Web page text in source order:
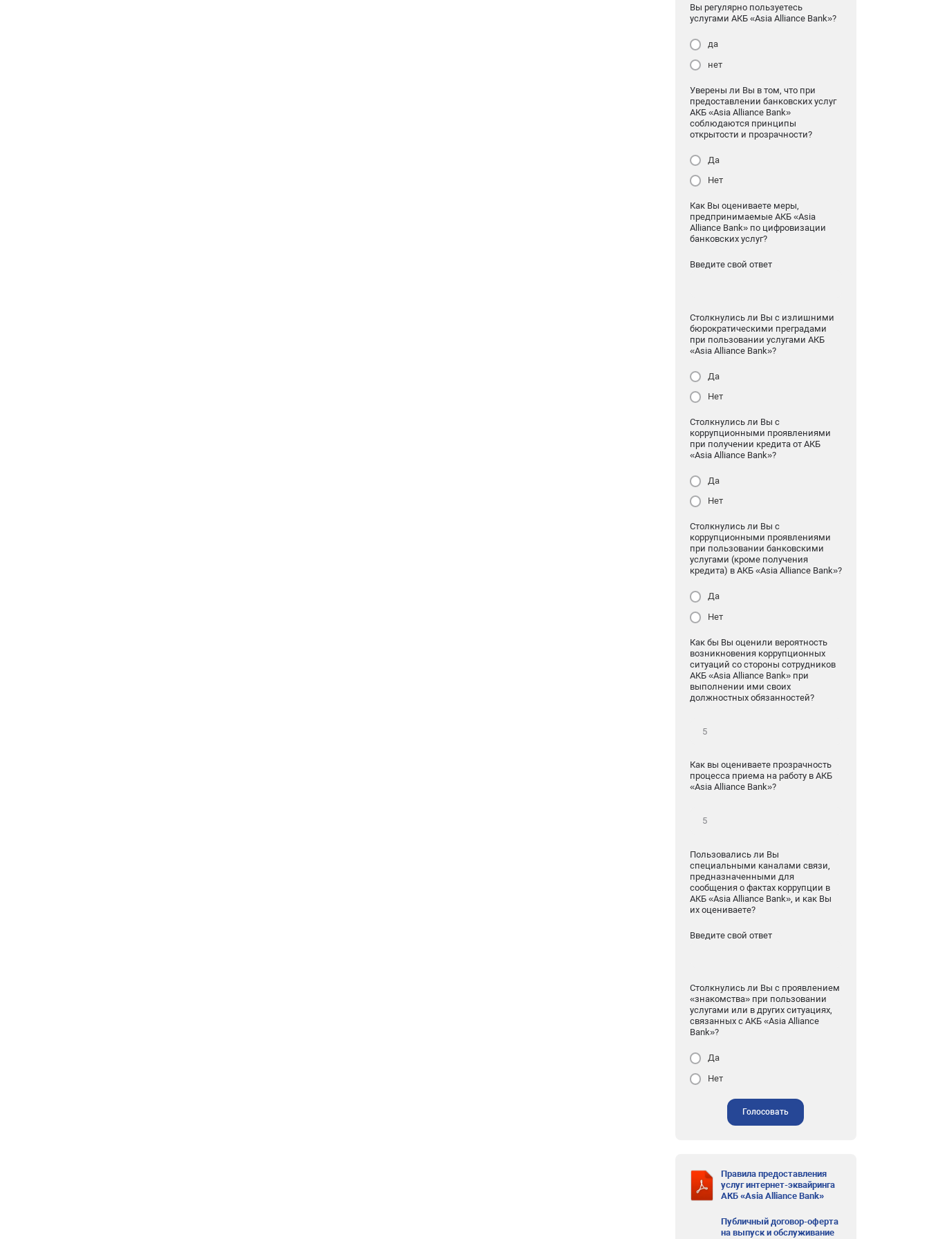
Вы регулярно пользуетесь
услугами АКБ «Asia Alliance Bank»?
да
нет
Уверены ли Вы в том, что при
предоставлении банковских услуг
АКБ «Asia Alliance Bank»
соблюдаются принципы
открытости и прозрачности?
Да
Нет
Как Вы оцениваете меры,
предпринимаемые АКБ «Asia
Alliance Bank» по цифровизации
банковских услуг?
Введите свой ответ
Столкнулись ли Вы с излишними
бюрократическими преградами
при пользовании услугами АКБ
«Asia Alliance Bank»?
Да
Нет
Столкнулись ли Вы с
коррупционными проявлениями
при получении кредита от АКБ
«Asia Alliance Bank»?
Да
Нет
Столкнулись ли Вы с
коррупционными проявлениями
при пользовании банковскими
услугами (кроме получения
кредита) в АКБ «Asia Alliance Bank»?
Да
Нет
Как бы Вы оценили вероятность
возникновения коррупционных
ситуаций со стороны сотрудников
АКБ «Asia Alliance Bank» при
выполнении ими своих
должностных обязанностей?
Как вы оцениваете прозрачность
процесса приема на работу в АКБ
«Asia Alliance Bank»?
Пользовались ли Вы
специальными каналами связи,
предназначенными для
сообщения о фактах коррупции в
АКБ «Asia Alliance Bank», и как Вы
их оцениваете?
Введите свой ответ
Столкнулись ли Вы с проявлением
«знакомства» при пользовании
услугами или в других ситуациях,
связанных с АКБ «Asia Alliance
Bank»?
Да
Нет
Голосовать
Правила предоставления
услуг интернет-эквайринга
АКБ «Asia Alliance Bank»
Публичный договор-оферта
на выпуск и обслуживание